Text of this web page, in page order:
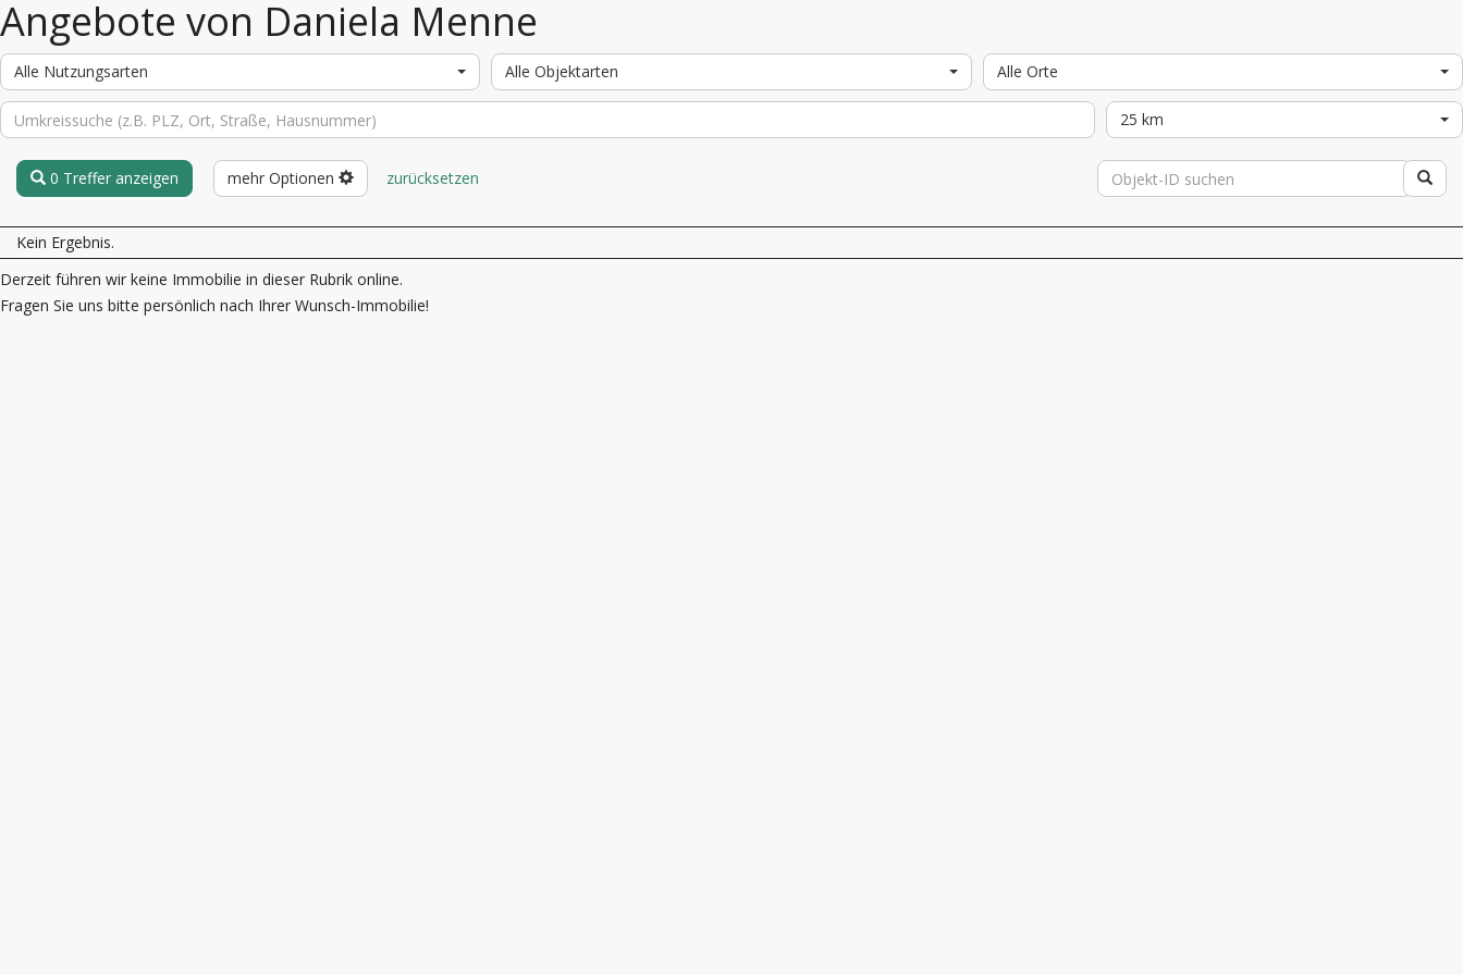
Angebote von Daniela Menne
Alle Nutzungsarten Alle Objektarten Alle Orte
25 km
0 Treffer anzeigen mehr Optionen zurücksetzen
Kein Ergebnis.
Derzeit führen wir keine Immobilie in dieser Rubrik online.
Fragen Sie uns bitte persönlich nach Ihrer Wunsch-Immobilie!